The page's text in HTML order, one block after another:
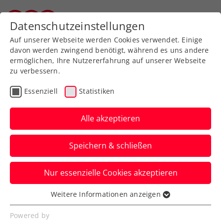
Zurück zur Newsübersicht
ÖTV-Davis-Cup-Team
schwer beeindruckt von
Besuch am Fliegerhorst
Brumowski
Österreichs Herren wurde in
Langenlebarn ein spannender Einblick in
die heimische Landesverteidigung
gewährt.
Verfasst von: Presseaussendung / Redaktion, 14.09.2022
Datenschutzeinstellungen
Auf unserer Webseite werden Cookies verwendet. Einige
davon werden zwingend benötigt, während es uns andere
ermöglichen, Ihre Nutzererfahrung auf unserer Webseite
zu verbessern.
Essenziell Statistiken
Alle akzeptieren
Speichern & schließen
Nur essenzielle Cookies akzeptieren
Essenziell
Essenzielle Cookies werden für grundlegende
Weitere Informationen anzeigen
Powered by